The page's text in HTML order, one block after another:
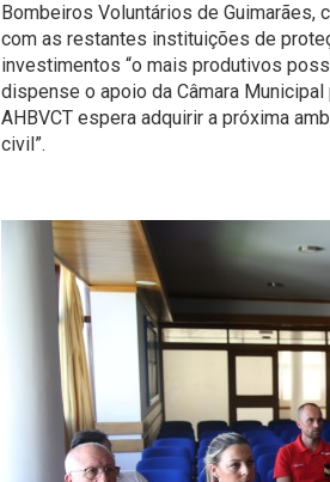
Bombeiros Voluntários de Guimarães,
com as restantes instituições de
investimentos “o mais produtivos
dispense o apoio da Câmara
AHBVCT espera adquirir a próxima
civil”.